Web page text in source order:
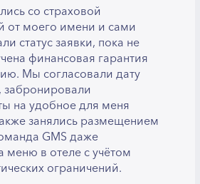
со страховой
от моего имени и сами
статус заявки, пока не
финансовая гарантия
Мы согласовали дату
на удобное для меня
занялись размещением
GMS даже
меню в отеле с учётом
ограничений.